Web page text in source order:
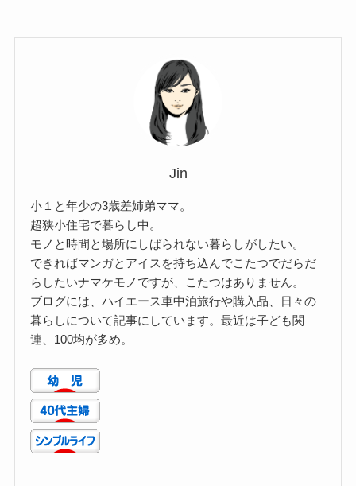
Jin
小１と年少の3歳差姉弟ママ。
超狭小住宅で暮らし中。
モノと時間と場所にしばられない暮らしがしたい。
できればマンガとアイスを持ち込んでこたつでだらだ
らしたいナマケモノですが、こたつはありません。
ブログには、ハイエース車中泊旅行や購入品、日々の
暮らしについて記事にしています。最近は子ども関
連、100均が多め。